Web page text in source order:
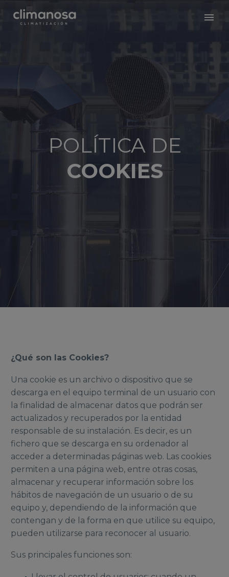
POLÍTICA DE
COOKIES
¿Qué son las Cookies?
Una cookie es un archivo o dispositivo que se
descarga en el equipo terminal de un usuario con
la finalidad de almacenar datos que podrán ser
actualizados y recuperados por la entidad
responsable de su instalación. Es decir, es un
fichero que se descarga en su ordenador al
acceder a determinadas páginas web. Las cookies
permiten a una página web, entre otras cosas,
almacenar y recuperar información sobre los
hábitos de navegación de un usuario o de su
equipo y, dependiendo de la información que
contengan y de la forma en que utilice su equipo,
pueden utilizarse para reconocer al usuario.
Sus principales funciones son: